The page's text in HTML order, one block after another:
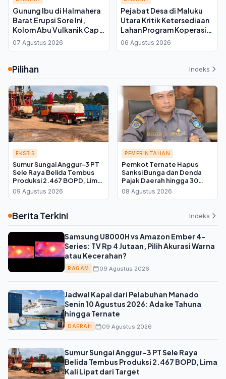
Gunung Ibu di Halmahera
Barat Erupsi Sore Ini,
Kolom Abu Vulkanik Capai
600 Meter di Atas Puncak
07 Agustus 2026
Pejabat Desa di Maluku
Utara Kritik Ketersediaan
Lahan Program Koperasi
Merah Putih saat Seminar
di Ternate
06 Agustus 2026
Pilihan Indeks
EKSBIS
Sumur Sungai Anggur-3 PT
Sele Raya Belida Tembus
Produksi 2.467 BOPD, Lima
Kali Lipat dari Target
09 Agustus 2026
PEMERINTAHAN
Pemkot Ternate Hapus
Sanksi Bunga dan Denda
Pajak Daerah hingga 30
September 2026, Cukup
Bayar Pokok
08 Agustus 2026
Berita Terkini Indeks
Samsung U8000H vs Amazon Ember 4-
Series: TV Rp 4 Jutaan, Pilih Akurasi Warna
atau Kecerahan?
RAGAM 09 Agustus 2026
Jadwal Kapal dari Pelabuhan Manado
Senin 10 Agustus 2026: Ada ke Tahuna
hingga Ternate
DAERAH 09 Agustus 2026
Sumur Sungai Anggur-3 PT Sele Raya
Belida Tembus Produksi 2.467 BOPD, Lima
Kali Lipat dari Target